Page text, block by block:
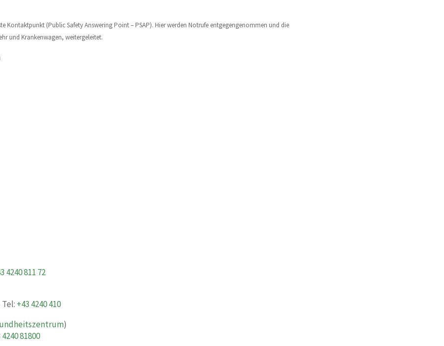
Kontaktpunkt (Public Safety Answering Point – PSAP). Hier werden Notrufe entgegengenommen und die
und Krankenwagen, weitergeleitet.
4240 811 72
Tel: +43 4240 410
)
4240 81800